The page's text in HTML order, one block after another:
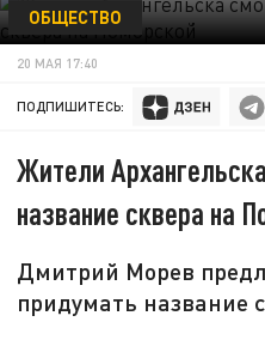
ОБЩЕСТВО
20 МАЯ 17:40
ПОДПИШИТЕСЬ:
Жители
название сквера на
Дмитрий Морев
придумать название